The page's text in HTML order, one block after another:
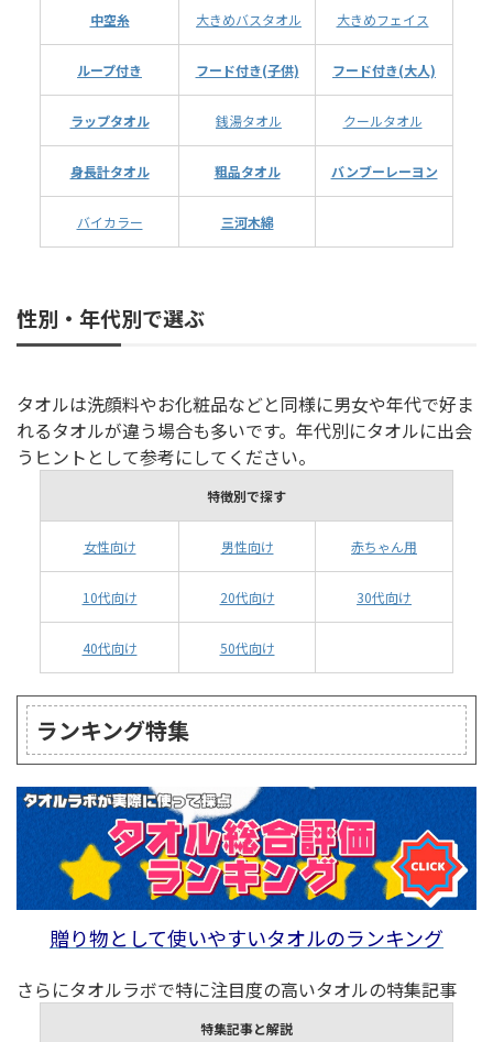
中空糸 大きめバスタオル 大きめフェイス
ループ付き フード付き(子供) フード付き(大人)
ラップタオル 銭湯タオル クールタオル
身長計タオル 粗品タオル バンブーレーヨン
バイカラー 三河木綿
性別・年代別で選ぶ
タオルは洗顔料やお化粧品などと同様に男女や年代で好ま
れるタオルが違う場合も多いです。年代別にタオルに出会
うヒントとして参考にしてください。
特徴別で探す
女性向け 男性向け 赤ちゃん用
10代向け 20代向け 30代向け
40代向け 50代向け
ランキング特集
贈り物として使いやすいタオルのランキング
さらにタオルラボで特に注目度の高いタオルの特集記事
特集記事と解説